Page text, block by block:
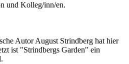
und Kolleg/inn/en.
Autor August Strindberg hat hier
ist "Strindbergs Garden" ein